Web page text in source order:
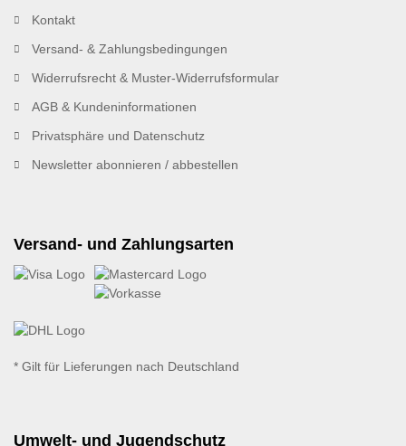
Kontakt
Versand- & Zahlungsbedingungen
Widerrufsrecht & Muster-Widerrufsformular
AGB & Kundeninformationen
Privatsphäre und Datenschutz
Newsletter abonnieren / abbestellen
Versand- und Zahlungsarten
* Gilt für Lieferungen nach Deutschland
Umwelt- und Jugendschutz